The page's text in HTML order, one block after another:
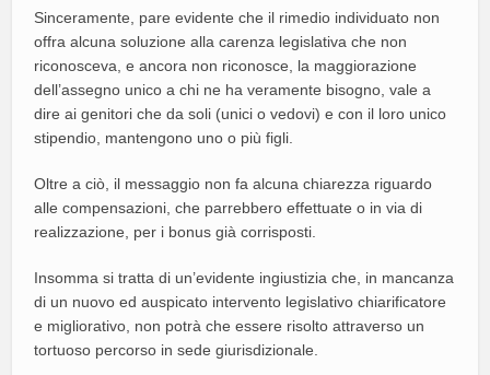
Sinceramente, pare evidente che il rimedio individuato non
offra alcuna soluzione alla carenza legislativa che non
riconosceva, e ancora non riconosce, la maggiorazione
dell’assegno unico a chi ne ha veramente bisogno, vale a
dire ai genitori che da soli (unici o vedovi) e con il loro unico
stipendio, mantengono uno o più figli.
Oltre a ciò, il messaggio non fa alcuna chiarezza riguardo
alle compensazioni, che parrebbero effettuate o in via di
realizzazione, per i bonus già corrisposti.
Insomma si tratta di un’evidente ingiustizia che, in mancanza
di un nuovo ed auspicato intervento legislativo chiarificatore
e migliorativo, non potrà che essere risolto attraverso un
tortuoso percorso in sede giurisdizionale.